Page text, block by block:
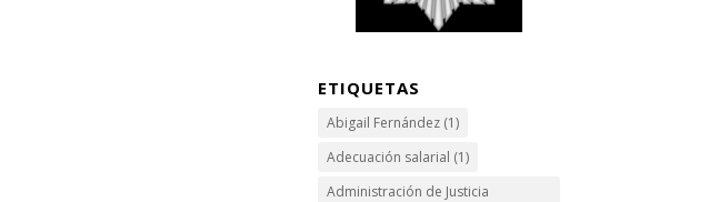
ETIQUETAS
Abigail Fernández (1)
Adecuación salarial (1)
Administración de Justicia